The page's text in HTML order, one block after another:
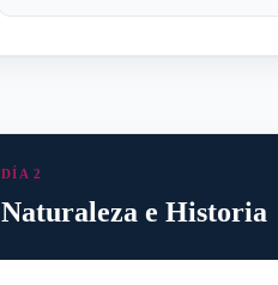
DÍA 2
Naturaleza e Historia